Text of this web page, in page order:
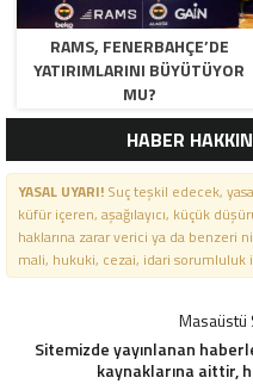
RAMS, FENERBAHÇE’DE
YATIRIMLARINI BÜYÜTÜYOR
MU?
HABER
YASAL UYARI!Suç teşkil edecek,
küfür içeren, aşağılayıcı, küçük
haklarına zarar verici ya da
mali, hukuki, cezai, idari sorumluluk
Masaüstü
Sitemizde yayınlanan
kaynaklarına aittir,